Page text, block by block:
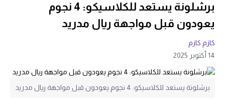
برشلونة يستعد للكلاسيكو: 4 نجوم
يعودون قبل مواجهة ريال مدريد
كازم كازم
14 أكتوبر 2025
برشلونة يستعد للكلاسيكو: 4 نجوم يعودون قبل مواجهة ريال مدريد